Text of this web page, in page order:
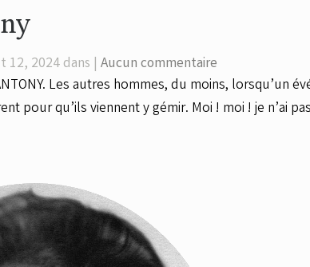
12, 2024 dans | Aucun commentaire
Les autres hommes, du moins,
pour qu’ils viennent y gémir. Moi ! moi ! je n’ai